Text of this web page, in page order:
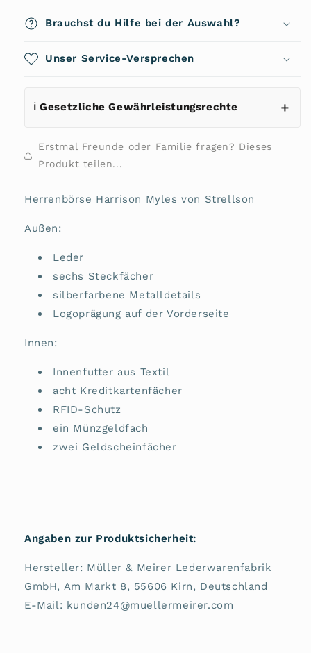
4010001045
Strellson
4010001045
Strellson
Brauchst du Hilfe bei der Auswahl?
Unser Service-Versprechen
ℹ️ Gesetzliche Gewährleistungsrechte
Erstmal Freunde oder Familie fragen? Dieses
Produkt teilen...
Herrenbörse Harrison Myles von Strellson
Außen:
Leder
sechs Steckfächer
silberfarbene Metalldetails
Logoprägung auf der Vorderseite
Innen:
Innenfutter aus Textil
acht Kreditkartenfächer
RFID-Schutz
ein Münzgeldfach
zwei Geldscheinfächer
Angaben zur Produktsicherheit:
Hersteller: Müller & Meirer Lederwarenfabrik
GmbH, Am Markt 8, 55606 Kirn, Deutschland
E-Mail: kunden24@muellermeirer.com